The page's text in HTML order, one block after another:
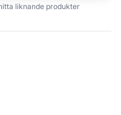
liknande produkter